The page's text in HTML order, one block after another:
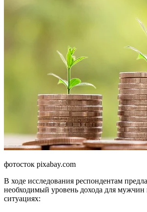
фотосток pixabay.com
В ходе исследования респондентам
необходимый уровень дохода для
ситуациях: